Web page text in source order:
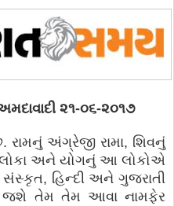
૨૧-૦૬-૨૦૧૭
અંગ્રેજી રામા, શિવનું
શ્લોકા અને યોગનું આ લોકોએ
હિન્દી અને ગુજરાતી
જશે તેમ તેમ આવા નામફેર